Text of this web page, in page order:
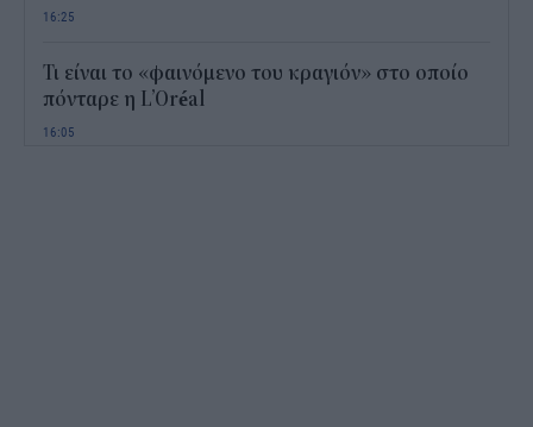
16:25
Τι είναι το «φαινόμενο του κραγιόν» στο οποίο
πόνταρε η L’Oréal
16:05